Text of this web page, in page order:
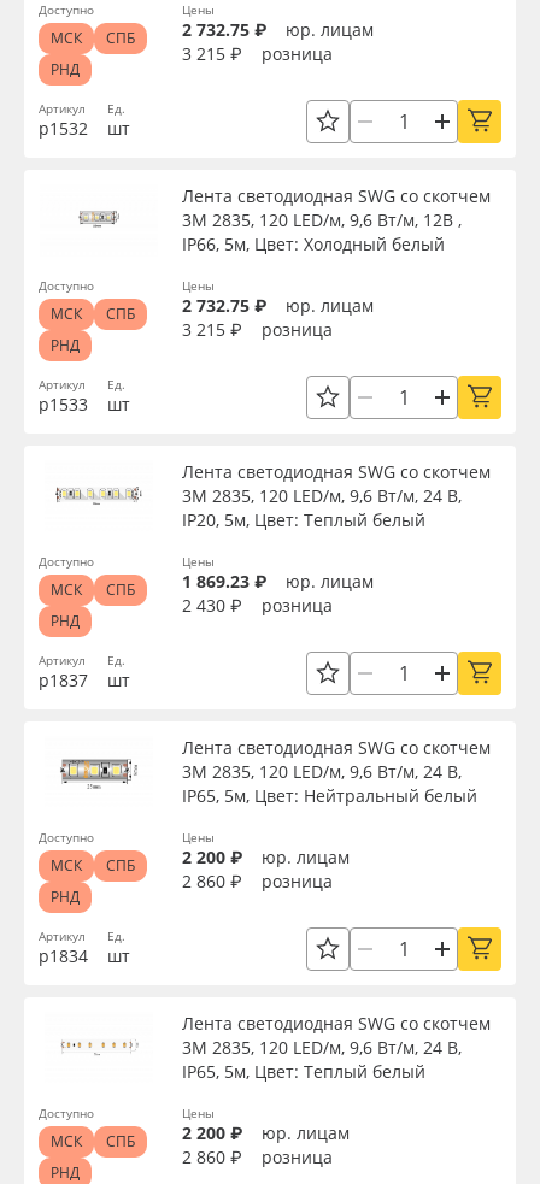
Артикул
р1532
Ед.
шт
Цены
2 732.75 ₽
юр. лицам
3 215 ₽
розница
Доступно
МСК
СПБ
РНД
Артикул
р1533
Лента светодиодная SWG со скотчем
3М 2835, 120 LED/м, 9,6 Вт/м, 12В ,
IP66, 5м, Цвет: Холодный белый
Ед.
шт
Цены
2 732.75 ₽
юр. лицам
3 215 ₽
розница
Доступно
МСК
СПБ
РНД
Артикул
р1837
Лента светодиодная SWG со скотчем
3М 2835, 120 LED/м, 9,6 Вт/м, 24 В,
IP20, 5м, Цвет: Теплый белый
Ед.
шт
Цены
1 869.23 ₽
юр. лицам
2 430 ₽
розница
Доступно
МСК
СПБ
РНД
Артикул
р1834
Лента светодиодная SWG со скотчем
3М 2835, 120 LED/м, 9,6 Вт/м, 24 В,
IP65, 5м, Цвет: Нейтральный белый
Ед.
шт
Цены
2 200 ₽
юр. лицам
2 860 ₽
розница
Доступно
МСК
СПБ
РНД
Лента светодиодная SWG со скотчем
3М 2835, 120 LED/м, 9,6 Вт/м, 24 В,
IP65, 5м, Цвет: Теплый белый
Цены
2 200 ₽
юр. лицам
2 860 ₽
розница
Доступно
МСК
СПБ
РНД